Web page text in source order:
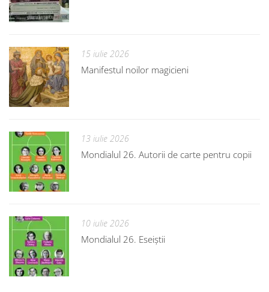
15 iulie 2026
Manifestul noilor magicieni
13 iulie 2026
Mondialul 26. Autorii de carte pentru copii
10 iulie 2026
Mondialul 26. Eseiștii